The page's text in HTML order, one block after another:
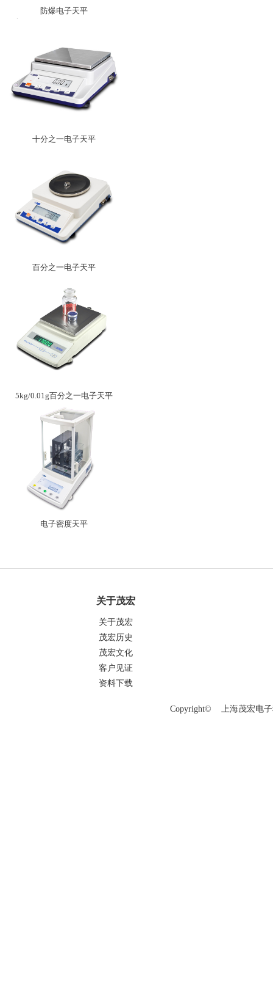
防爆电子天平
十分之一电子天平
百分之一电子天平
5kg/0.01g百分之一电子天平
电子密度天平
关于茂宏
关于茂宏
茂宏历史
茂宏文化
客户见证
资料下载
Copyright© 上海茂宏电子